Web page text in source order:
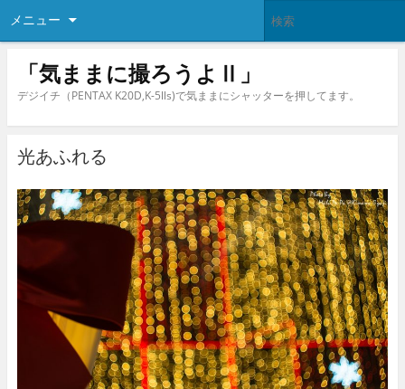
メニュー
「気ままに撮ろうよⅡ」
デジイチ（PENTAX K20D,K-5lls)で気ままにシャッターを押してます。
光あふれる